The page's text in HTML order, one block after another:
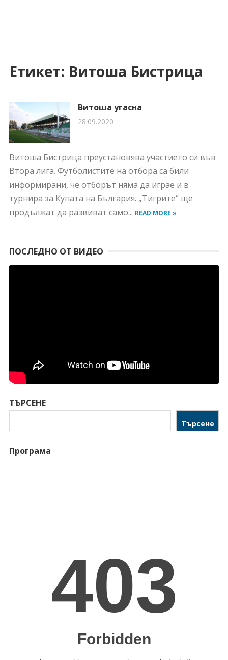
Етикет: Витоша Бистрица
Витоша угасна
28.09.2020
Витоша Бистрица преустановява участието си във
Втора лига. Футболистите на отбора са били
информирани, че отборът няма да играе и в
турнира за Купата на България. „Тигрите“ ще
продължат да развиват само... READ MORE »
ПОСЛЕДНО ОТ ВИДЕО
ТЪРСЕНЕ
Търсене
Програма